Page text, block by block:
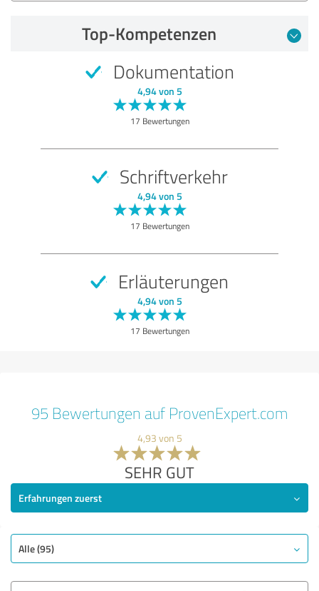
Top-Kompetenzen
Dokumentation
4,94 von 5
17 Bewertungen
Schriftverkehr
4,94 von 5
17 Bewertungen
Erläuterungen
4,94 von 5
17 Bewertungen
95 Bewertungen auf ProvenExpert.com
4,93 von 5
SEHR GUT
Erfahrungen zuerst
Alle (95)